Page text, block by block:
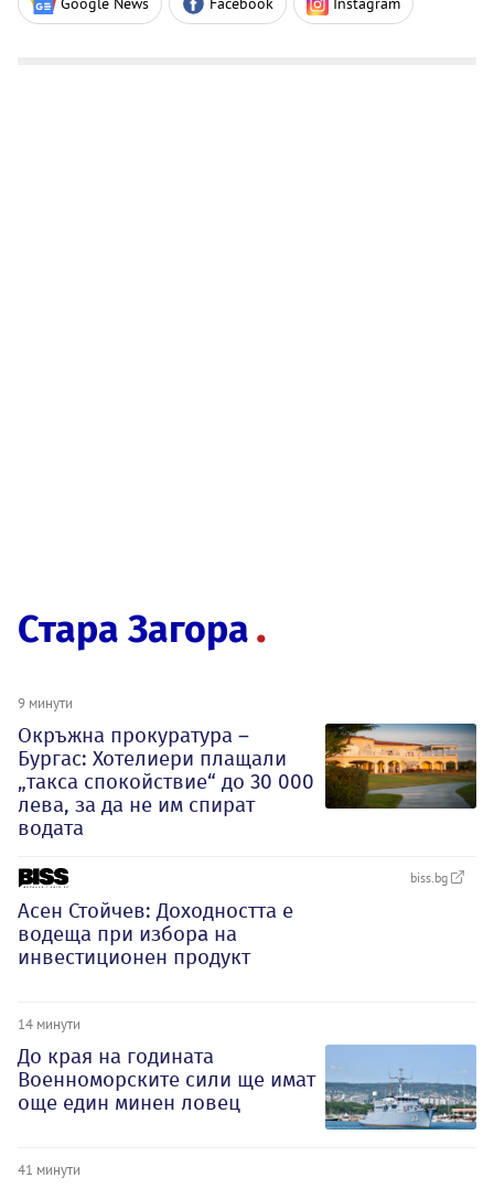
Стара Загора
9 минути
Окръжна прокуратура –
Бургас: Хотелиери плащали
„такса спокойствие“ до 30 000
лева, за да не им спират
водата
biss.bg
Асен Стойчев: Доходността е
водеща при изборa на
инвестиционен продукт
14 минути
До края на годината
Военноморските сили ще имат
още един минен ловец
41 минути